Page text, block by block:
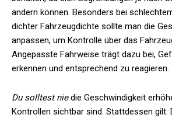
ändern können. Besonders bei
dichter Fahrzeugdichte sollte man die
anpassen, um Kontrolle über das
Angepasste Fahrweise trägt dazu bei,
erkennen und entsprechend zu reagieren.
Du solltest niedie Geschwindigkeit
Kontrollen sichtbar sind. Stattdessen gilt: